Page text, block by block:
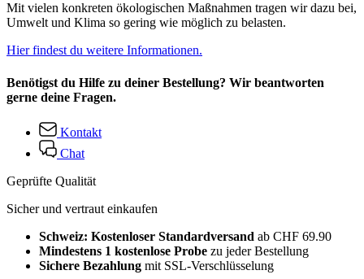
Mit vielen konkreten ökologischen Maßnahmen tragen wir dazu bei,
Umwelt und Klima so gering wie möglich zu belasten.
Hier findest du weitere Informationen.
Benötigst du Hilfe zu deiner Bestellung? Wir beantworten
gerne deine Fragen.
Kontakt
Chat
Geprüfte Qualität
Sicher und vertraut einkaufen
Schweiz: Kostenloser Standardversand ab CHF 69.90
Mindestens 1 kostenlose Probe zu jeder Bestellung
Sichere Bezahlung mit SSL-Verschlüsselung